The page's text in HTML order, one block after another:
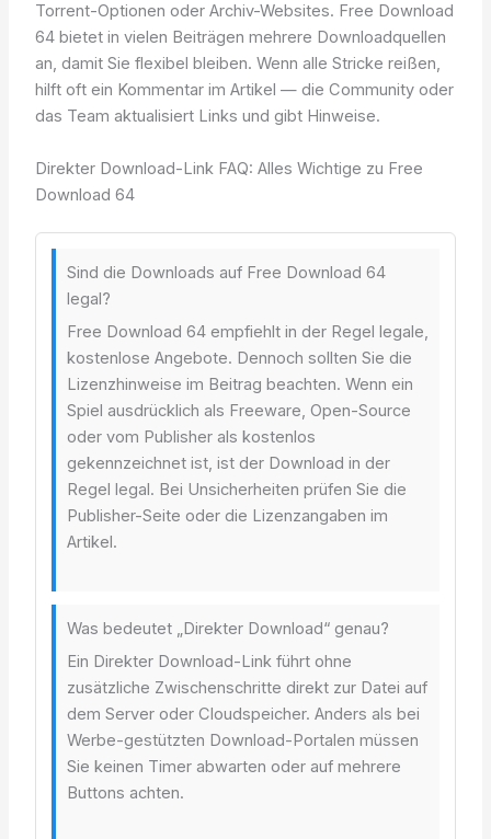
Torrent-Optionen oder Archiv-Websites. Free Download
64 bietet in vielen Beiträgen mehrere Downloadquellen
an, damit Sie flexibel bleiben. Wenn alle Stricke reißen,
hilft oft ein Kommentar im Artikel — die Community oder
das Team aktualisiert Links und gibt Hinweise.
Direkter Download-Link FAQ: Alles Wichtige zu Free
Download 64
Sind die Downloads auf Free Download 64
legal?
Free Download 64 empfiehlt in der Regel legale,
kostenlose Angebote. Dennoch sollten Sie die
Lizenzhinweise im Beitrag beachten. Wenn ein
Spiel ausdrücklich als Freeware, Open-Source
oder vom Publisher als kostenlos
gekennzeichnet ist, ist der Download in der
Regel legal. Bei Unsicherheiten prüfen Sie die
Publisher-Seite oder die Lizenzangaben im
Artikel.
Was bedeutet „Direkter Download“ genau?
Ein Direkter Download-Link führt ohne
zusätzliche Zwischenschritte direkt zur Datei auf
dem Server oder Cloudspeicher. Anders als bei
Werbe-gestützten Download-Portalen müssen
Sie keinen Timer abwarten oder auf mehrere
Buttons achten.